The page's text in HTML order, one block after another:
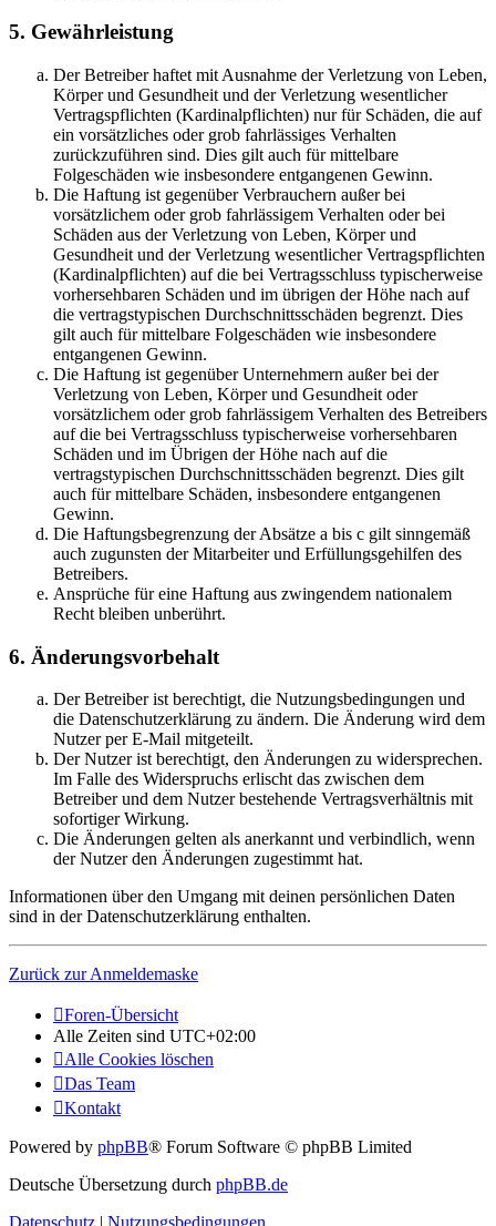
5. Gewährleistung
Der Betreiber haftet mit Ausnahme der Verletzung von Leben,
Körper und Gesundheit und der Verletzung wesentlicher
Vertragspflichten (Kardinalpflichten) nur für Schäden, die auf
ein vorsätzliches oder grob fahrlässiges Verhalten
zurückzuführen sind. Dies gilt auch für mittelbare
Folgeschäden wie insbesondere entgangenen Gewinn.
Die Haftung ist gegenüber Verbrauchern außer bei
vorsätzlichem oder grob fahrlässigem Verhalten oder bei
Schäden aus der Verletzung von Leben, Körper und
Gesundheit und der Verletzung wesentlicher Vertragspflichten
(Kardinalpflichten) auf die bei Vertragsschluss typischerweise
vorhersehbaren Schäden und im übrigen der Höhe nach auf
die vertragstypischen Durchschnittsschäden begrenzt. Dies
gilt auch für mittelbare Folgeschäden wie insbesondere
entgangenen Gewinn.
Die Haftung ist gegenüber Unternehmern außer bei der
Verletzung von Leben, Körper und Gesundheit oder
vorsätzlichem oder grob fahrlässigem Verhalten des Betreibers
auf die bei Vertragsschluss typischerweise vorhersehbaren
Schäden und im Übrigen der Höhe nach auf die
vertragstypischen Durchschnittsschäden begrenzt. Dies gilt
auch für mittelbare Schäden, insbesondere entgangenen
Gewinn.
Die Haftungsbegrenzung der Absätze a bis c gilt sinngemäß
auch zugunsten der Mitarbeiter und Erfüllungsgehilfen des
Betreibers.
Ansprüche für eine Haftung aus zwingendem nationalem
Recht bleiben unberührt.
6. Änderungsvorbehalt
Der Betreiber ist berechtigt, die Nutzungsbedingungen und
die Datenschutzerklärung zu ändern. Die Änderung wird dem
Nutzer per E-Mail mitgeteilt.
Der Nutzer ist berechtigt, den Änderungen zu widersprechen.
Im Falle des Widerspruchs erlischt das zwischen dem
Betreiber und dem Nutzer bestehende Vertragsverhältnis mit
sofortiger Wirkung.
Die Änderungen gelten als anerkannt und verbindlich, wenn
der Nutzer den Änderungen zugestimmt hat.
Informationen über den Umgang mit deinen persönlichen Daten
sind in der Datenschutzerklärung enthalten.
Zurück zur Anmeldemaske
Foren-Übersicht
Alle Zeiten sind UTC+02:00
Alle Cookies löschen
Das Team
Kontakt
Powered by phpBB® Forum Software © phpBB Limited
Deutsche Übersetzung durch phpBB.de